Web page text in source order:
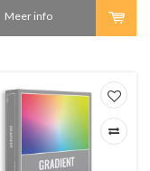
Meer info